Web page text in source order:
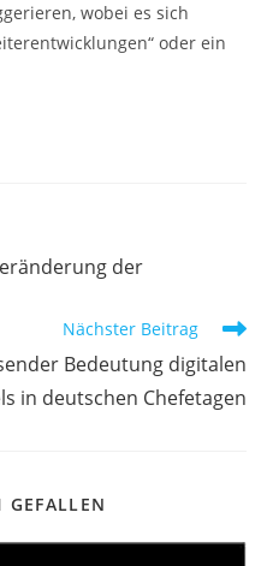
wobei es sich
oder ein
der
Nächster Beitrag
Bedeutung digitalen
in deutschen Chefetagen
GEFALLEN